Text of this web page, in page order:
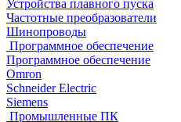
Устройства плавного пуска
Частотные преобразователи
Шинопроводы
Программное обеспечение
Программное обеспечение
Omron
Schneider Electric
Siemens
Промышленные ПК